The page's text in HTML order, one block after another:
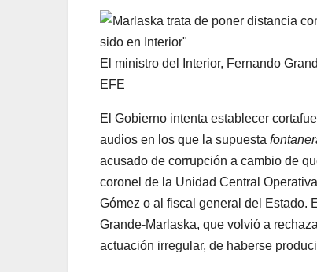
El ministro del Interior, Fernando
EFE
El Gobierno intenta establecer
audios en los que la supuesta
acusado de corrupción a cambio de
coronel de la Unidad Central
Gómez o al fiscal general del Estado.
Grande-Marlaska, que volvió a
actuación irregular, de haberse